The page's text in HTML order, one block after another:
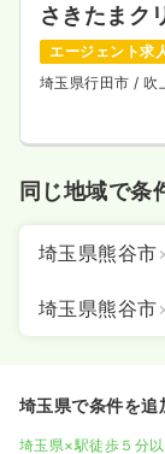
さきたまク
エージェント求
埼玉県行田市/ 吹
同じ地域で条
埼玉県熊谷市
埼玉県熊谷市
埼玉県で条件を追
埼玉県×駅徒歩５分